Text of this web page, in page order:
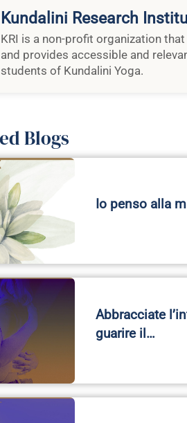
Kundalini Research
KRI is a non-profit organization
and provides accessible and
students of Kundalini Yoga.
Blogs
Io penso alla
Abbracciate
guarire il…